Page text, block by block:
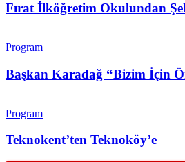
Fırat İlköğretim Okulundan
Program
Başkan Karadağ “Bizim İçin
Program
Teknokent’ten Teknoköy’e